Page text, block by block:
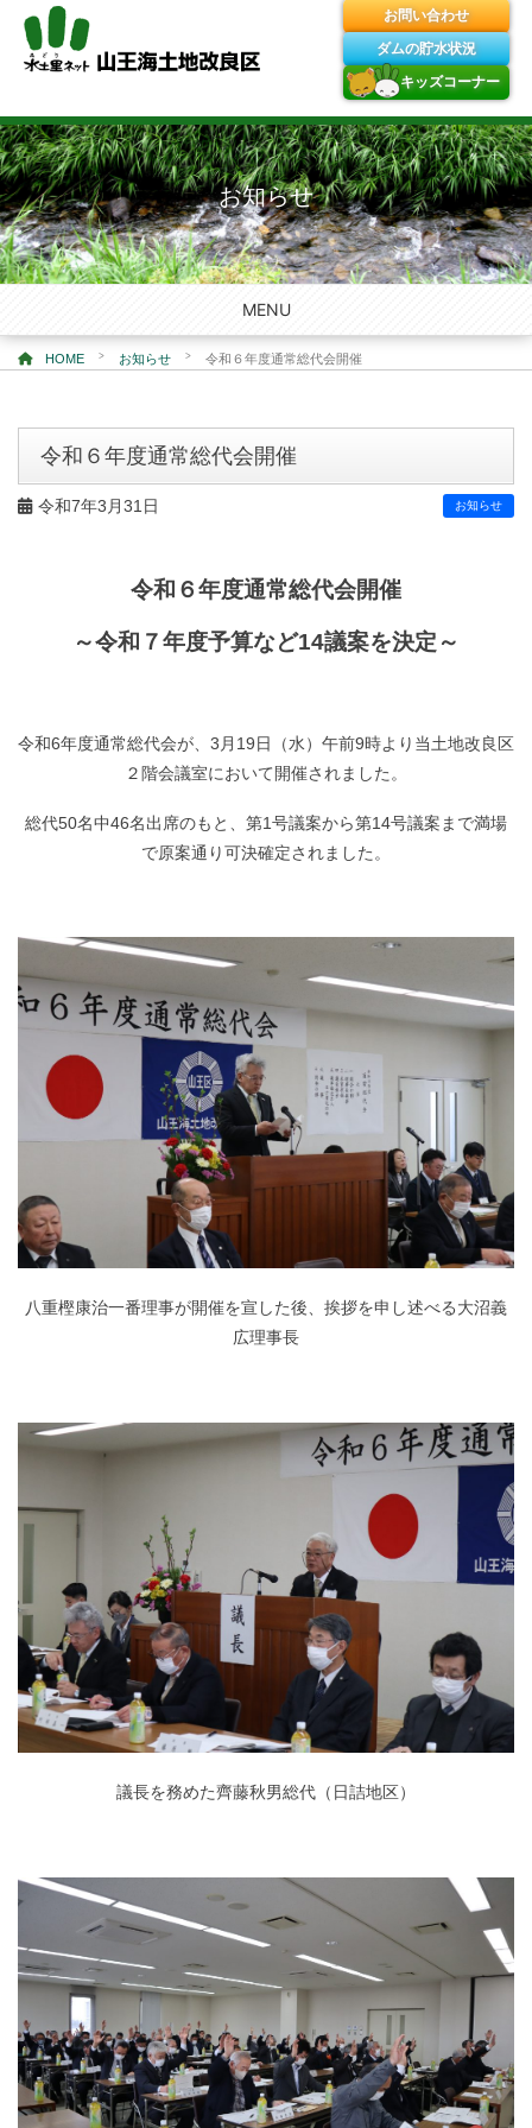
Skip
to
content
お問い合わせ
ダムの貯水状況
キッズコーナー
お知らせ
MENU
HOME > お知らせ > 令和６年度通常総代会開催
令和６年度通常総代会開催
令和7年3月31日 お知らせ
令和６年度通常総代会開催
～令和７年度予算など14議案を決定～
令和6年度通常総代会が、3月19日（水）午前9時より当土地改良区
２階会議室において開催されました。
総代50名中46名出席のもと、第1号議案から第14号議案まで満場
で原案通り可決確定されました。
八重樫康治一番理事が開催を宣した後、挨拶を申し述べる大沼義
広理事長
議長を務めた齊藤秋男総代（日詰地区）